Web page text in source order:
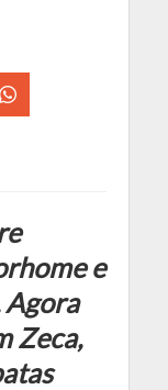
e
Agora
Zeca,